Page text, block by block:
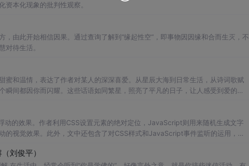
资本化现象的批判性观察。
，由此开始相信因果。通过查询了解到“缘起性空”，即事物因因缘和合而生灭，不
对待生活。
蜜和温情，表达了作者对某人的深深喜爱。从星辰大海到日常生活，从诗词歌赋
间都因你而闪耀。这些话语如同繁星，照亮了平凡的日子，让人感受到爱的力
的效果。作者利用CSS设置元素的绝对定位，JavaScript则用来随机生成文字
的视觉效果。此外，文中还包含了对CSS样式和JavaScript事件监听的运用，增
刘俊平）